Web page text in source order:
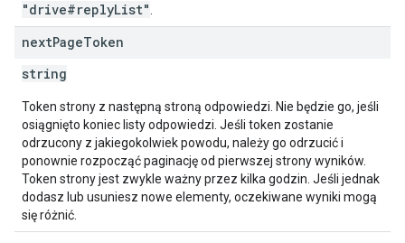
"drive#replyList"
nextPageToken
string
Token strony z następną stroną odpowiedzi. Nie będzie go, jeśli
osiągnięto koniec listy odpowiedzi. Jeśli token zostanie
odrzucony z jakiegokolwiek powodu, należy go odrzucić i
ponownie rozpocząć paginację od pierwszej strony wyników.
Token strony jest zwykle ważny przez kilka godzin. Jeśli jednak
dodasz lub usuniesz nowe elementy, oczekiwane wyniki mogą
się różnić.